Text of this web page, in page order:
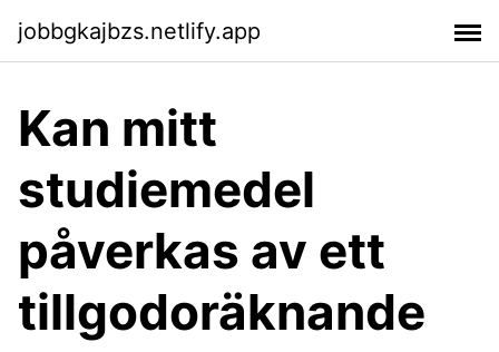
jobbgkajbzs.netlify.app
Kan mitt
studiemedel
påverkas av ett
tillgodoräknande